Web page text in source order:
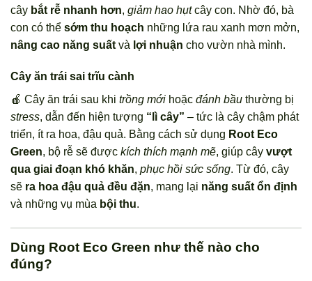
cây bắt rễ nhanh hơn, giảm hao hụtcây con. Nhờ đó, bà
con có thể sớm thu hoạch những lứa rau xanh mơn mởn,
nâng cao năng suất và lợi nhuận cho vườn nhà mình.
Cây ăn trái sai trĩu cành
🍎 Cây ăn trái sau khi trồng mới hoặc đánh bầu thường bị
stress, dẫn đến hiện tượng “lì cây” – tức là cây chậm phát
triển, ít ra hoa, đậu quả. Bằng cách sử dụng Root Eco
Green, bộ rễ sẽ được kích thích mạnh mẽ, giúp cây vượt
qua giai đoạn khó khăn, phục hồi sức sống. Từ đó, cây
sẽ ra hoa đậu quả đều đặn, mang lại năng suất ổn định
và những vụ mùa bội thu.
Dùng Root Eco Green như thế nào cho
đúng?